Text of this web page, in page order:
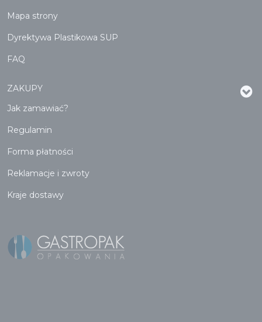
Mapa strony
Dyrektywa Plastikowa SUP
FAQ
ZAKUPY
Jak zamawiać?
Regulamin
Forma płatności
Reklamacje i zwroty
Kraje dostawy